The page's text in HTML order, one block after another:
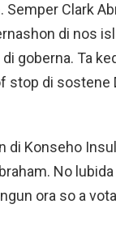
Semper Clark
di nos
goberna. Ta
stop di sostene
di Konseho
No
ora so a